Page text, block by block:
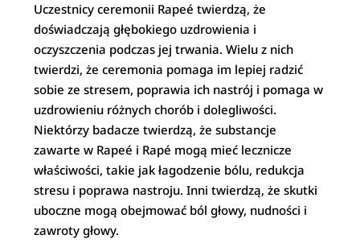
Uczestnicy ceremonii Rapeé twierdzą, że
doświadczają głębokiego uzdrowienia i
oczyszczenia podczas jej trwania. Wielu z nich
twierdzi, że ceremonia pomaga im lepiej radzić
sobie ze stresem, poprawia ich nastrój i pomaga w
uzdrowieniu różnych chorób i dolegliwości.
Niektórzy badacze twierdzą, że substancje
zawarte w Rapeé i Rapé mogą mieć lecznicze
właściwości, takie jak łagodzenie bólu, redukcja
stresu i poprawa nastroju. Inni twierdzą, że skutki
uboczne mogą obejmować ból głowy, nudności i
zawroty głowy.